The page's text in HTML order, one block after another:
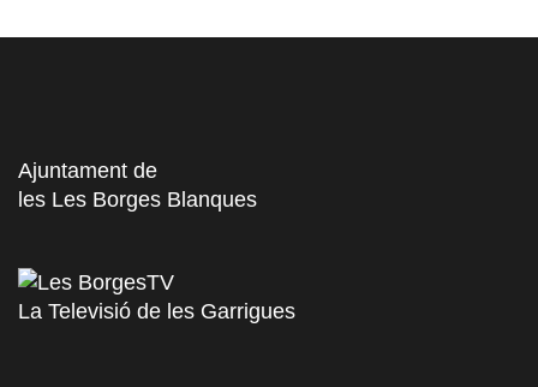
Ajuntament de
les Les Borges Blanques
La Televisió de les Garrigues